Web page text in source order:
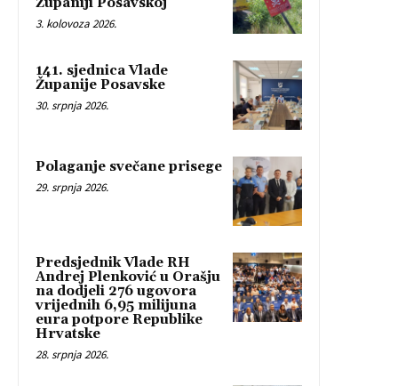
3. kolovoza 2026.
141. sjednica Vlade
Županije Posavske
30. srpnja 2026.
Polaganje svečane prisege
29. srpnja 2026.
Predsjednik Vlade RH
Andrej Plenković u Orašju
na dodjeli 276 ugovora
vrijednih 6,95 milijuna
eura potpore Republike
Hrvatske
28. srpnja 2026.